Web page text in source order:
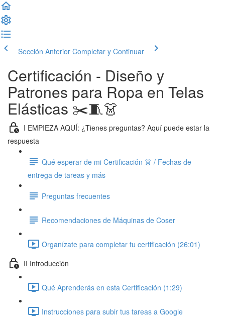
Sección Anterior Completar y Continuar
Certificación - Diseño y
Patrones para Ropa en Telas
Elásticas ✂️🧵👗
I EMPIEZA AQUÍ: ¿Tienes preguntas? Aquí puede estar la
respuesta
Qué esperar de mi Certificación 👗 / Fechas de
entrega de tareas y más
Preguntas frecuentes
Recomendaciones de Máquinas de Coser
Organízate para completar tu certificación (26:01)
II Introducción
Qué Aprenderás en esta Certificación (1:29)
Instrucciones para subir tus tareas a Google